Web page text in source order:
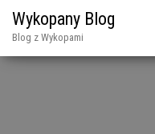
Wykopany Blog
Blog z Wykopami